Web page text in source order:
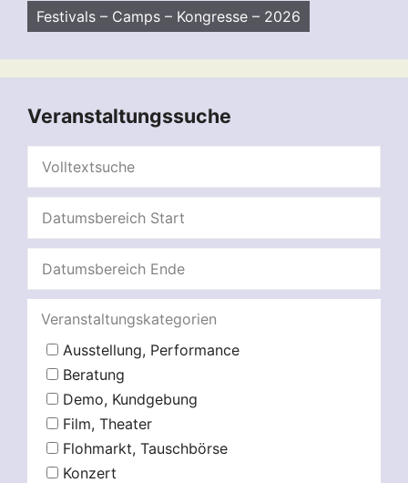
Festivals – Camps – Kongresse – 2026
Veranstaltungssuche
Veranstaltungskategorien
Ausstellung, Performance
Beratung
Demo, Kundgebung
Film, Theater
Flohmarkt, Tauschbörse
Konzert